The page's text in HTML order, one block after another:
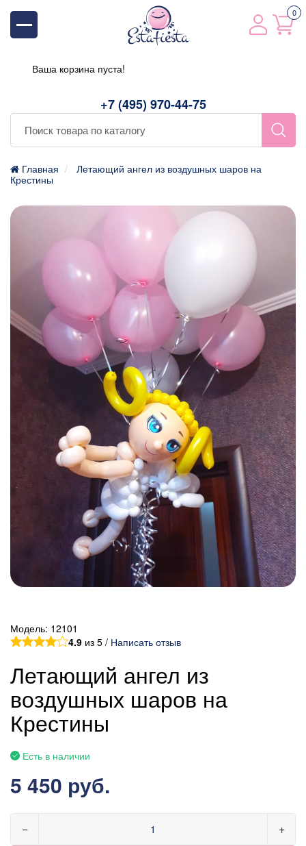
+7 (495) 970-44-75
0
Ваша корзина пуста!
Главная
Летающий ангел из воздушных шаров на
Крестины
Модель: 12101
4.9 из 5 / Написать отзыв
Летающий ангел из
воздушных шаров на
Крестины
Есть в наличии
5 450 руб.
− +